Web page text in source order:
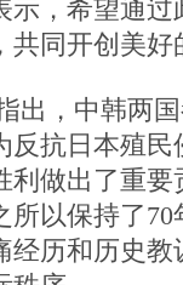
示，希望通
共同开创美好
出，中韩两
抗日本殖
做出了重
以保持了
历和历史